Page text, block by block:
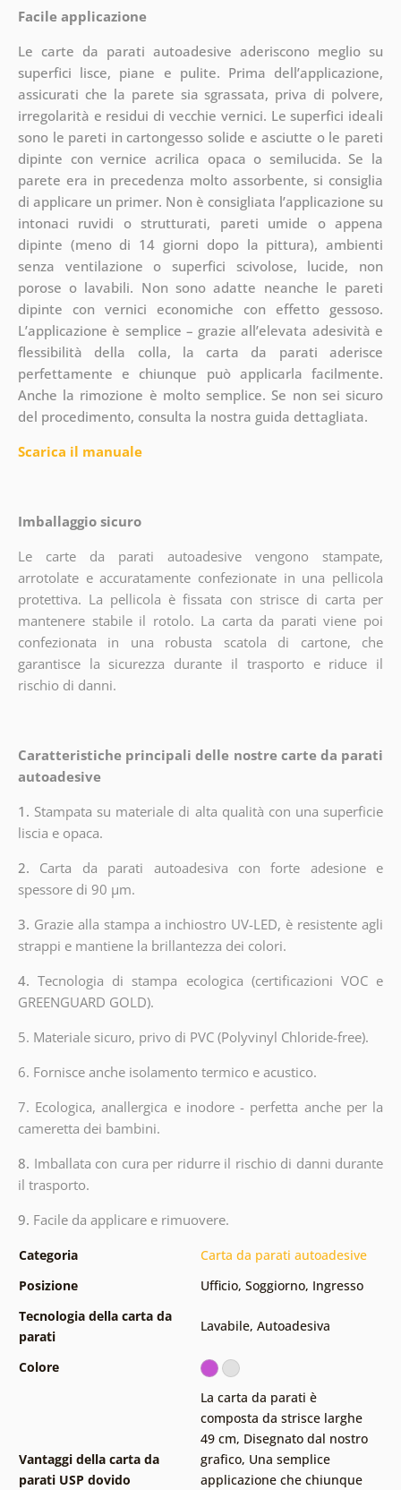
Facile applicazione
Le carte da parati autoadesive aderiscono meglio su
superfici lisce, piane e pulite. Prima dell’applicazione,
assicurati che la parete sia sgrassata, priva di polvere,
irregolarità e residui di vecchie vernici. Le superfici ideali
sono le pareti in cartongesso solide e asciutte o le pareti
dipinte con vernice acrilica opaca o semilucida. Se la
parete era in precedenza molto assorbente, si consiglia
di applicare un primer. Non è consigliata l’applicazione su
intonaci ruvidi o strutturati, pareti umide o appena
dipinte (meno di 14 giorni dopo la pittura), ambienti
senza ventilazione o superfici scivolose, lucide, non
porose o lavabili. Non sono adatte neanche le pareti
dipinte con vernici economiche con effetto gessoso.
L’applicazione è semplice – grazie all’elevata adesività e
flessibilità della colla, la carta da parati aderisce
perfettamente e chiunque può applicarla facilmente.
Anche la rimozione è molto semplice. Se non sei sicuro
del procedimento, consulta la nostra guida dettagliata.
Scarica il manuale
Imballaggio sicuro
Le carte da parati autoadesive vengono stampate,
arrotolate e accuratamente confezionate in una pellicola
protettiva. La pellicola è fissata con strisce di carta per
mantenere stabile il rotolo. La carta da parati viene poi
confezionata in una robusta scatola di cartone, che
garantisce la sicurezza durante il trasporto e riduce il
rischio di danni.
Caratteristiche principali delle nostre carte da parati
autoadesive
1. Stampata su materiale di alta qualità con una superficie
liscia e opaca.
2. Carta da parati autoadesiva con forte adesione e
spessore di 90 µm.
3. Grazie alla stampa a inchiostro UV-LED, è resistente agli
strappi e mantiene la brillantezza dei colori.
4.Tecnologia di stampa ecologica (certificazioni VOC e
GREENGUARD GOLD).
5. Materiale sicuro, privo di PVC (Polyvinyl Chloride-free).
6. Fornisce anche isolamento termico e acustico.
7. Ecologica, anallergica e inodore - perfetta anche per la
cameretta dei bambini.
8. Imballata con cura per ridurre il rischio di danni durante
il trasporto.
9. Facile da applicare e rimuovere.
Categoria
Carta da parati autoadesive
Posizione
Ufficio, Soggiorno, Ingresso
Tecnologia della carta da
parati
Lavabile, Autoadesiva
Colore
Vantaggi della carta da
parati USP dovido
La carta da parati è
composta da strisce larghe
49 cm, Disegnato dal nostro
grafico, Una semplice
applicazione che chiunque